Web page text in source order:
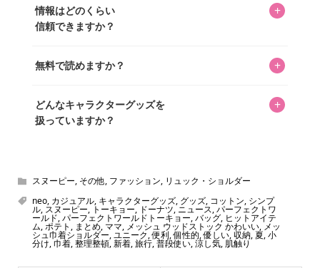
ッズを収集し、月に1,000点の新商品を選定・購入する編集
長KOSが全記事を監修しています。
書いています。AIは使用していません。編集長KOSが最終確
認を行い、手動で更新しています。
情報はどのくらい
信頼できますか？
+
いをお届けすることは保証します。なお、記事内に価格は
め、正確な情報をお伝えできないからです。
無料で読めますか？ +
どんなキャラクターグッズを
扱っていますか？
+
ん！200種以上のトレンディなキャラクターやアニメキャラ
をご紹介しています。生まれたばかりの新しいキャラクタ
ーをいち早く皆さんにお届けすることも、私たちの使命の
ひとつです。
スヌーピー, その他, ファッション, リュック・ショルダー
neo, カジュアル, キャラクターグッズ, グッズ, コットン, シンプ
ル, スヌーピー, トーキョー, ドーナツ,ニュース,パーフェクトワ
ールド,パーフェクトワールドトーキョー,バッグ, ヒットアイテ
ム,ポテト , まとめ, ママ, メッシュ ウッドストック かわいい,メッ
シュ巾着ショルダー,ユニーク,便利,個性的,優しい,収納,夏,小
分け,巾着,整理整頓,新着,旅行,普段使い,涼し気, 肌触り